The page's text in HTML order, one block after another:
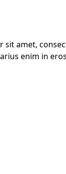
sit amet,
enim in